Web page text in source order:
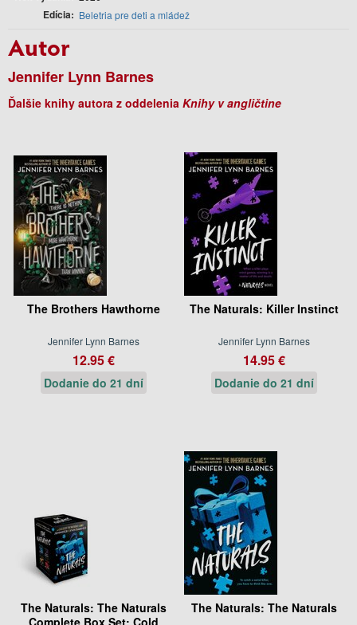
Edícia Beletria pre deti a mládež
Autor
Jennifer Lynn Barnes
Ďalšie knihy autora z oddelenia Knihy v angličtine
The Brothers Hawthorne
Jennifer Lynn Barnes
12.95 €
Dodanie do 21 dní
The Naturals: Killer Instinct
Jennifer Lynn Barnes
14.95 €
Dodanie do 21 dní
The Naturals: The Naturals
Complete Box Set: Cold
The Naturals: The Naturals